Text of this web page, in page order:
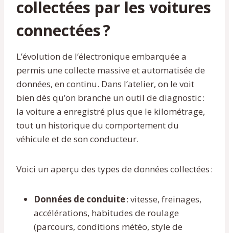
collectées par les voitures
connectées ?
L’évolution de l’électronique embarquée a
permis une collecte massive et automatisée de
données, en continu. Dans l’atelier, on le voit
bien dès qu’on branche un outil de diagnostic :
la voiture a enregistré plus que le kilométrage,
tout un historique du comportement du
véhicule et de son conducteur.
Voici un aperçu des types de données collectées :
Données de conduite: vitesse, freinages,
accélérations, habitudes de roulage
(parcours, conditions météo, style de